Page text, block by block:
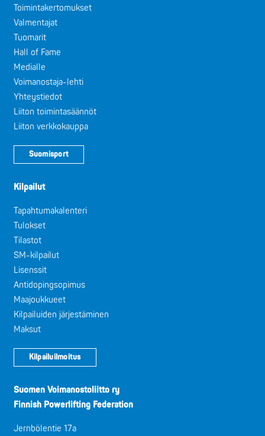
Toimintakertomukset
Valmentajat
Tuomarit
Hall of Fame
Medialle
Voimanostaja-lehti
Yhteystiedot
Liiton toimintasäännöt
Liiton verkkokauppa
Suomisport
Kilpailut
Tapahtumakalenteri
Tulokset
Tilastot
SM-kilpailut
Lisenssit
Antidopingsopimus
Maajoukkueet
Kilpailuiden järjestäminen
Maksut
Kilpailuilmoitus
Suomen Voimanostoliitto ry
Finnish Powerlifting Federation
Jernbölentie 17a